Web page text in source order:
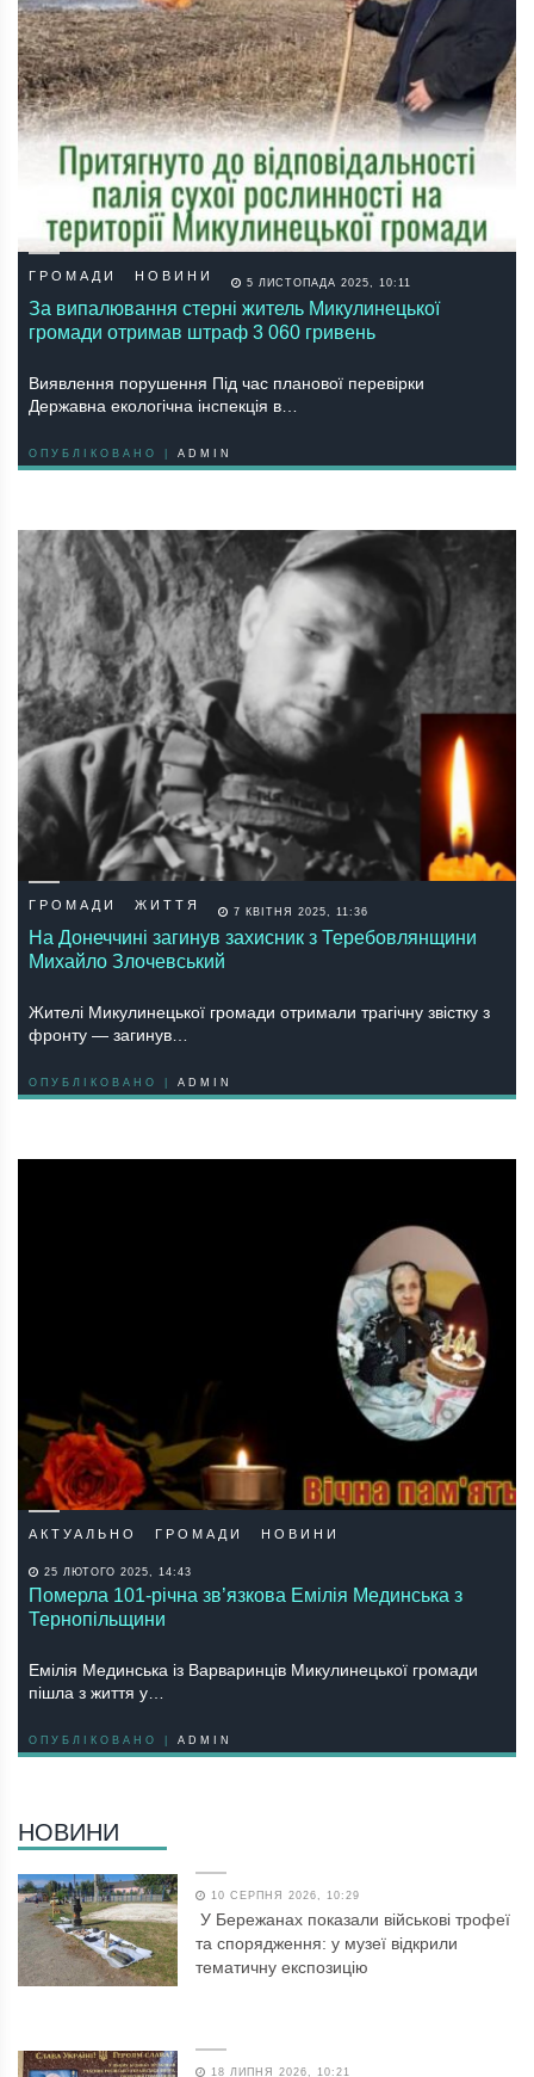
ГРОМАДИ НОВИНИ 5 ЛИСТОПАДА 2025, 10:11
За випалювання стерні житель Микулинецької
громади отримав штраф 3 060 гривень
Виявлення порушення Під час планової перевірки
Державна екологічна інспекція в…
ОПУБЛІКОВАНО | ADMIN
ГРОМАДИ ЖИТТЯ 7 КВІТНЯ 2025, 11:36
На Донеччині загинув захисник з Теребовлянщини
Михайло Злочевський
Жителі Микулинецької громади отримали трагічну звістку з
фронту — загинув…
ОПУБЛІКОВАНО | ADMIN
АКТУАЛЬНО ГРОМАДИ НОВИНИ
25 ЛЮТОГО 2025, 14:43
Померла 101-річна зв’язкова Емілія Мединська з
Тернопільщини
Емілія Мединська із Варваринців Микулинецької громади
пішла з життя у…
ОПУБЛІКОВАНО | ADMIN
НОВИНИ
10 СЕРПНЯ 2026, 10:29
У Бережанах показали військові трофеї
та спорядження: у музеї відкрили
тематичну експозицію
18 ЛИПНЯ 2026, 10:21